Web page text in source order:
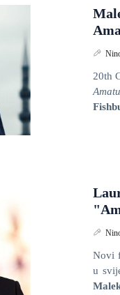
20th
Novi
u